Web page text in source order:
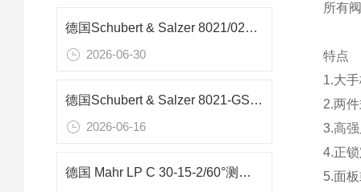
德国Schubert & Salzer 8021/025VGF113M滑阀在化工酸碱微腐蚀液体的应用
2026-06-30
德国Schubert & Salzer 8021-GS1 DN50滑动阀在废气流量控制中的应用分析
2026-06-16
德国 Mahr LP C 30-15-2/60°测量臂：变速箱阀体精密检测核心工具
所有
特点
1.大
2.两
3.高
4.正
5.面